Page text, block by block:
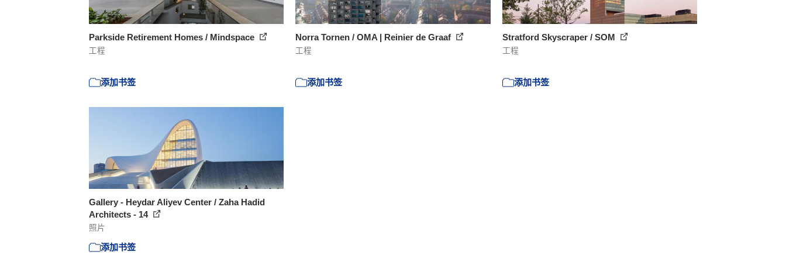
Parkside Retirement Homes / Mindspace
工程
添加书签
Norra Tornen / OMA | Reinier de Graaf
工程
添加书签
Stratford Skyscraper / SOM
工程
添加书签
Gallery - Heydar Aliyev Center / Zaha Hadid
Architects - 14
照片
添加书签